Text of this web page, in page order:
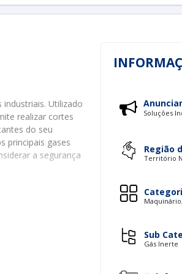
Utilizado
realizar cortes
do seu
principais gases
a segurança
Soluções
Região
Território
Sub
Gás Inerte